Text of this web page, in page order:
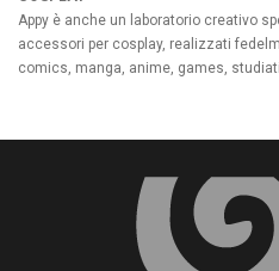
Appy è anche un laboratorio creativo
accessori per cosplay, realizzati
comics, manga, anime, games,